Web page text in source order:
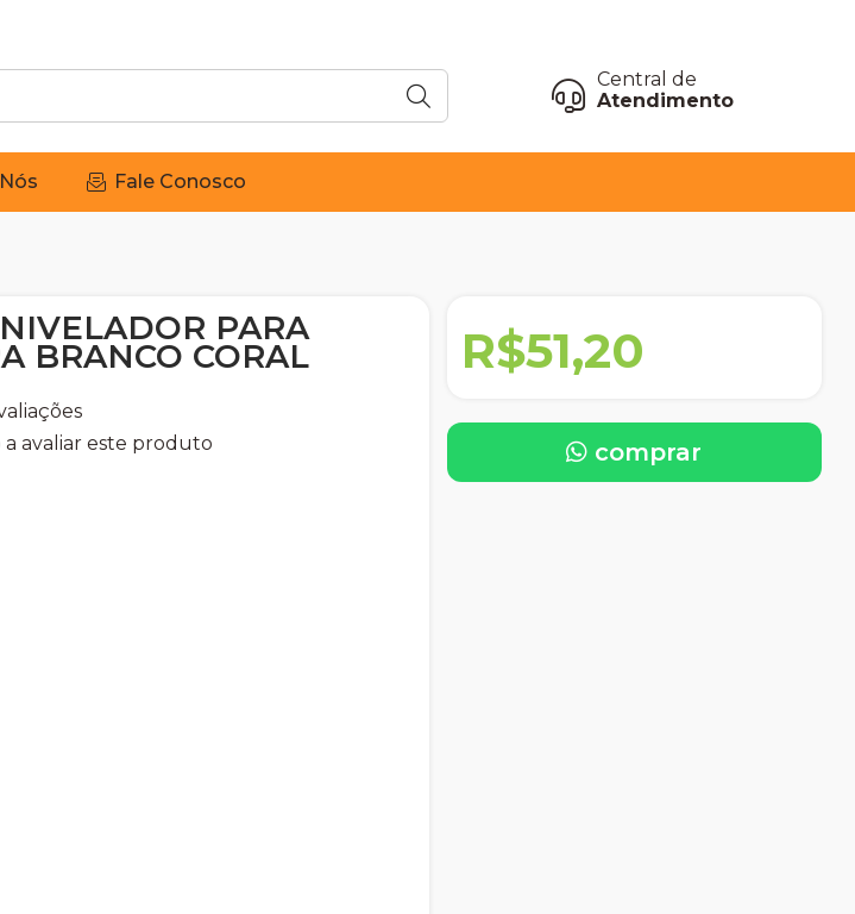
Central de
Atendimento
Fale Conosco
PARA
BRANCO CORAL
a avaliar este produto
R$51,20
comprar